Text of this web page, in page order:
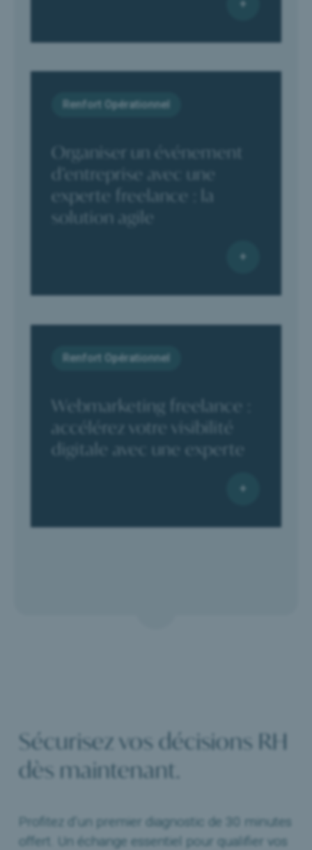
Organiser un événement
d’entreprise avec une
experte freelance : la
solution agile
Renfort Opérationnel
Webmarketing freelance :
accélérez votre visibilité
digitale avec une experte
Renfort Opérationnel
Sécurisez vos décisions RH
dès maintenant.
Profitez d’un premier diagnostic de 30 minutes
offert. Un échange essentiel pour qualifier vos